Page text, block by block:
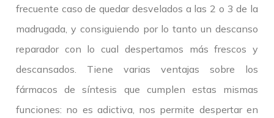
frecuente caso de quedar desvelados a las 2 o 3 de la
madrugada, y consiguiendo por lo tanto un descanso
reparador con lo cual despertamos más frescos y
descansados. Tiene varias ventajas sobre los
fármacos de síntesis que cumplen estas mismas
funciones: no es adictiva, nos permite despertar en